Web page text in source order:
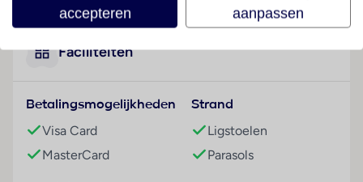
en recreatie. Tot de overige voorzieningen van het
resort behoren een tv-ruimte en een bibliotheek.
Desgewenst beschikken de reizigers over
een transferservice, kamerservice, een wasservice,
een muntwasserette en een eigen shuttlebus. De
omgeving kan door de aanwezigheid van de
Faciliteiten
Betalingsmogelijkheden
Visa Card
MasterCard
Strand
Ligstoelen
Parasols
accepteren
aanpassen